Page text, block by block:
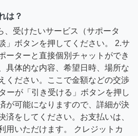
は？
、受けたいサービス（サポータ
」ボタンを押してください。 2.サ
ーターと直接個別チャットができ
具体的な内容、希望日時、場所な
ください。ここで金額などの交渉
ーが「引き受ける」ボタンを押し
が可能になりますので、詳細が決
済をしてください。お支払いは、
用いただけます。 クレジットカ